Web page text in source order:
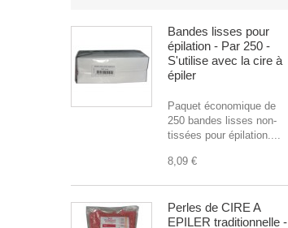
Bandes lisses pour
épilation - Par 250 -
S'utilise avec la cire à
épiler
Paquet économique de
250 bandes lisses non-
tissées pour épilation....
8,09 €
Perles de CIRE A
EPILER traditionnelle -